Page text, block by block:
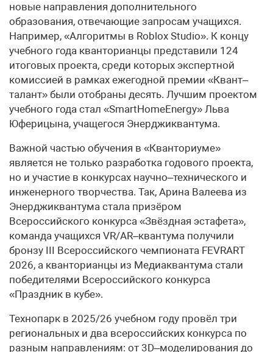
новые направления дополнительного
образования, отвечающие запросам учащихся.
Например, «Алгоритмы в Roblox Studio». К концу
учебного года кванторианцы представили 124
итоговых проекта, среди которых экспертной
комиссией в рамках ежегодной премии «Квант–
талант» были отобраны десять. Лучшим проектом
учебного года стал «SmartHomeEnergy» Льва
Юферицына, учащегося Энерджиквантума.
Важной частью обучения в «Кванториуме»
является не только разработка годового проекта,
но и участие в конкурсах научно–технического и
инженерного творчества. Так, Арина Валеева из
Энерджиквантума стала призёром
Всероссийского конкурса «Звёздная эстафета»,
команда учащихся VR/AR–квантума получили
бронзу III Всероссийского чемпионата FEVRART
2026, а кванторианцы из Медиаквантума стали
победителями Всероссийского конкурса
«Праздник в кубе».
Технопарк в 2025/26 учебном году провёл три
региональных и два всероссийских конкурса по
разным направлениям: от 3D–моделирования до